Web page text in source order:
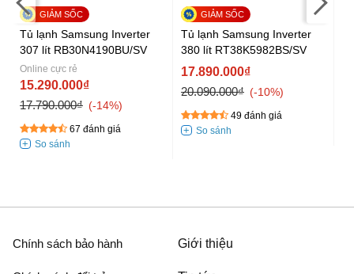
Tủ lạnh Samsung Inverter
307 lít RB30N4190BU/SV
Online cực rẻ
15.290.000₫
17.790.000₫
-14%
67 đánh giá
Tủ lạnh Samsung Inverter
380 lít RT38K5982BS/SV
17.890.000₫
20.090.000₫
-10%
49 đánh giá
Chính sách bảo hành Giới thiệu